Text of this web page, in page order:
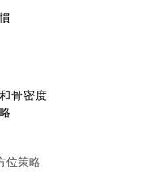
骨密度
位策略